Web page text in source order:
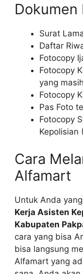
Dokumen
Surat
Daftar
Fotocopy
Fotocopy
yang
Fotocopy
Pas Foto
Fotocopy
Kepolisian
Cara
Alfamart
Untuk Anda
Kerja Asisten
Kabupaten
cara yang bisa
bisa langsung
Alfamart yang